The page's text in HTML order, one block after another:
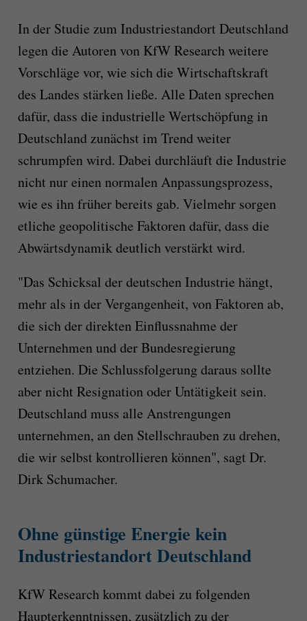
In der Studie zum Industriestandort Deutschland
legen die Autoren von KfW Research weitere
Vorschläge vor, wie sich die Wirtschaftskraft
des Landes stärken ließe. Alle Daten sprechen
dafür, dass die industrielle Wertschöpfung in
Deutschland zunächst im Trend weiter
schrumpfen wird. Dabei durchläuft die Industrie
nicht nur einen normalen Anpassungsprozess,
wie es ihn früher bereits gab. Vielmehr sorgen
etliche geopolitische Faktoren dafür, dass die
Abwärtsdynamik deutlich verstärkt wird.
"Das Schicksal der deutschen Industrie hängt,
mehr als in der Vergangenheit, von Faktoren ab,
die sich der direkten Einflussnahme der
Unternehmen und der Bundesregierung
entziehen. Die Schlussfolgerung daraus sollte
aber nicht Resignation oder Untätigkeit sein.
Deutschland muss alle Anstrengungen
unternehmen, an den Stellschrauben zu drehen,
die wir selbst kontrollieren können", sagt Dr.
Dirk Schumacher.
Ohne günstige Energie kein
Industriestandort Deutschland
KfW Research kommt dabei zu folgenden
Haupterkenntnissen, zusätzlich zu der